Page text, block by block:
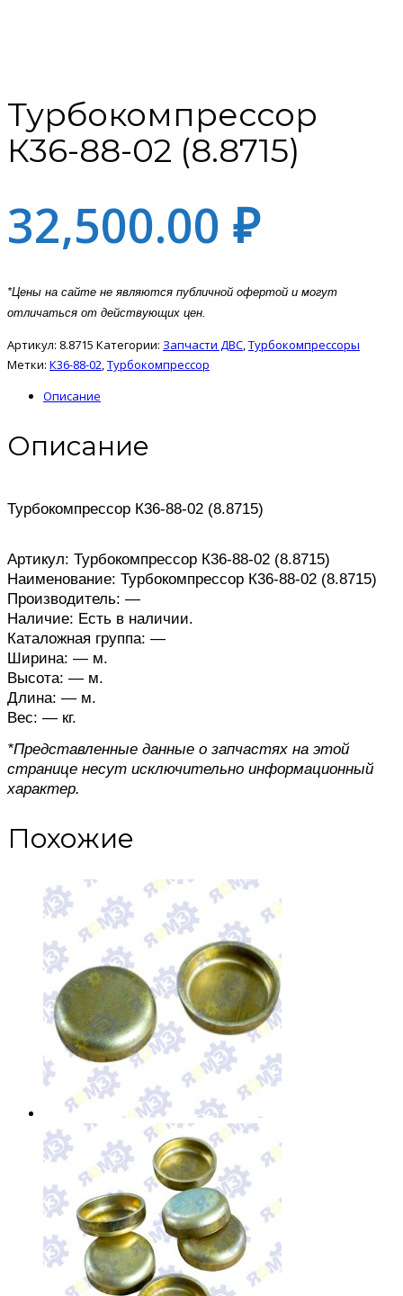
Турбокомпрессор
К36-88-02 (8.8715)
32,500.00 ₽
*Цены на сайте не являются публичной офертой и могут
отличаться от действующих цен.
Артикул: 8.8715 Категории: Запчасти ДВС,Турбокомпрессоры
Метки: К36-88-02,Турбокомпрессор
Описание
Описание
Турбокомпрессор К36-88-02 (8.8715)
Артикул: Турбокомпрессор К36-88-02 (8.8715)
Наименование: Турбокомпрессор К36-88-02 (8.8715)
Производитель: —
Наличие: Есть в наличии.
Каталожная группа: —
Ширина: — м.
Высота: — м.
Длина: — м.
Вес: — кг.
*Представленные данные о запчастях на этой
странице несут исключительно информационный
характер.
Похожие